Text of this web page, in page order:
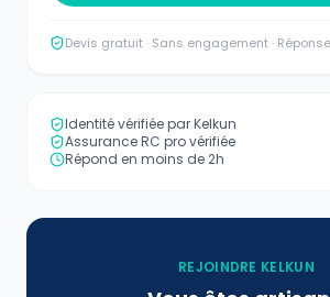
Devis gratuit · Sans engagement ·
Identité vérifiée par Kelkun
Assurance RC pro vérifiée
Répond en moins de 2h
REJOINDRE KELKUN